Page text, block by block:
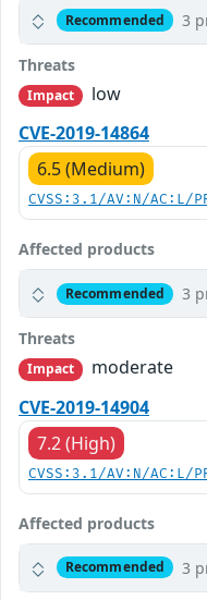
Recommended 3
Threats
Impact
low
CVE-2019-14864
6.5 (Medium)
CVSS:3.1/AV:N/AC:L/
Affected products
Recommended 3
Threats
Impact
moderate
CVE-2019-14904
7.2 (High)
CVSS:3.1/AV:N/AC:L/
Affected products
Recommended 3